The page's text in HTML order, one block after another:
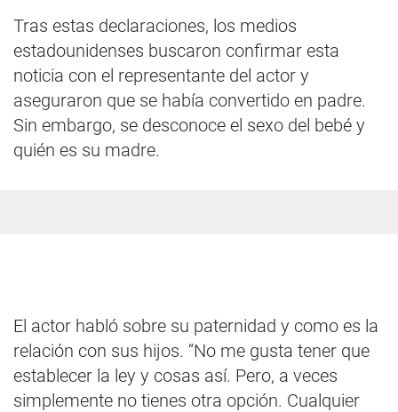
Tras estas declaraciones, los medios
estadounidenses buscaron confirmar esta
noticia con el representante del actor y
aseguraron que se había convertido en padre.
Sin embargo, se desconoce el sexo del bebé y
quién es su madre.
El actor habló sobre su paternidad y como es la
relación con sus hijos. “No me gusta tener que
establecer la ley y cosas así. Pero, a veces
simplemente no tienes otra opción. Cualquier